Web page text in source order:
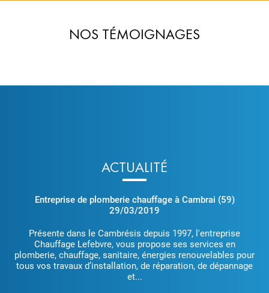
NOS TÉMOIGNAGES
ACTUALITÉ
Entreprise de plomberie chauffage à Cambrai (59)
29/03/2019
Présente dans le Cambrésis depuis 1997, l'entreprise
Chauffage Lefebvre, vous propose ses services en
plomberie, chauffage, sanitaire, énergies renouvelables pour
tous vos travaux d’installation, de réparation, de dépannage
et...